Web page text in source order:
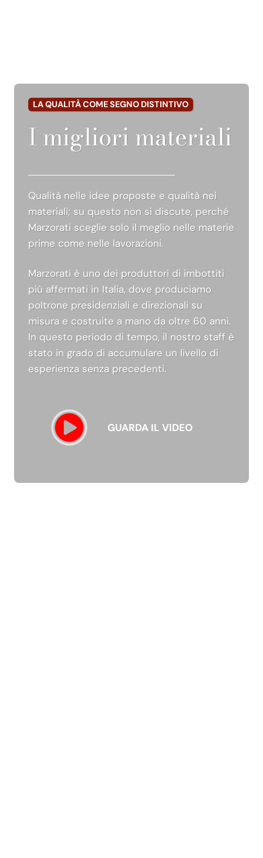
LA QUALITÀ COME SEGNO DISTINTIVO
I migliori materiali
Qualità nelle idee proposte e qualità nei
materiali; su questo non si discute, perché
Marzorati sceglie solo il meglio nelle materie
prime come nelle lavorazioni.
Marzorati è uno dei produttori di imbottiti
più affermati in Italia, dove produciamo
poltrone presidenziali e direzionali su
misura e costruite a mano da oltre 60 anni.
In questo periodo di tempo, il nostro staff è
stato in grado di accumulare un livello di
esperienza senza precedenti.
GUARDA IL VIDEO